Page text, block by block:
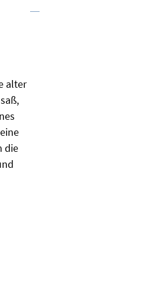
alter
die